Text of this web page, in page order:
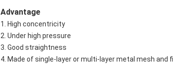
Advantage
1. High concentricity
2. Under high pressure
3. Good straightness
4. Made of single-layer or multi-layer metal mesh and